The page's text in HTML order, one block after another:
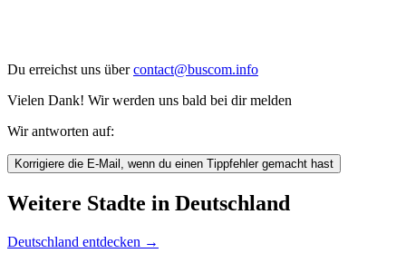
Du erreichst uns übercontact@buscom.info
Vielen Dank! Wir werden uns bald bei dir melden
Wir antworten auf:
Korrigiere die E-Mail, wenn du einen Tippfehler gemacht hast
Weitere Stadte in Deutschland
Deutschland entdecken →